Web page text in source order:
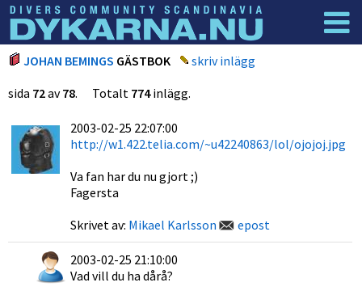
Dyknyheter
JOHAN BEMINGS GÄSTBOK
skriv inlägg
sida 72av78. Totalt 774inlägg.
2003-02-25 22:07:00
http://w1.422.telia.com/~u42240863/lol/ojojoj.jpg
Va fan har du nu gjort ;)
Fagersta
Skrivet av: Mikael Karlsson epost
2003-02-25 21:10:00
Vad vill du ha dårå?